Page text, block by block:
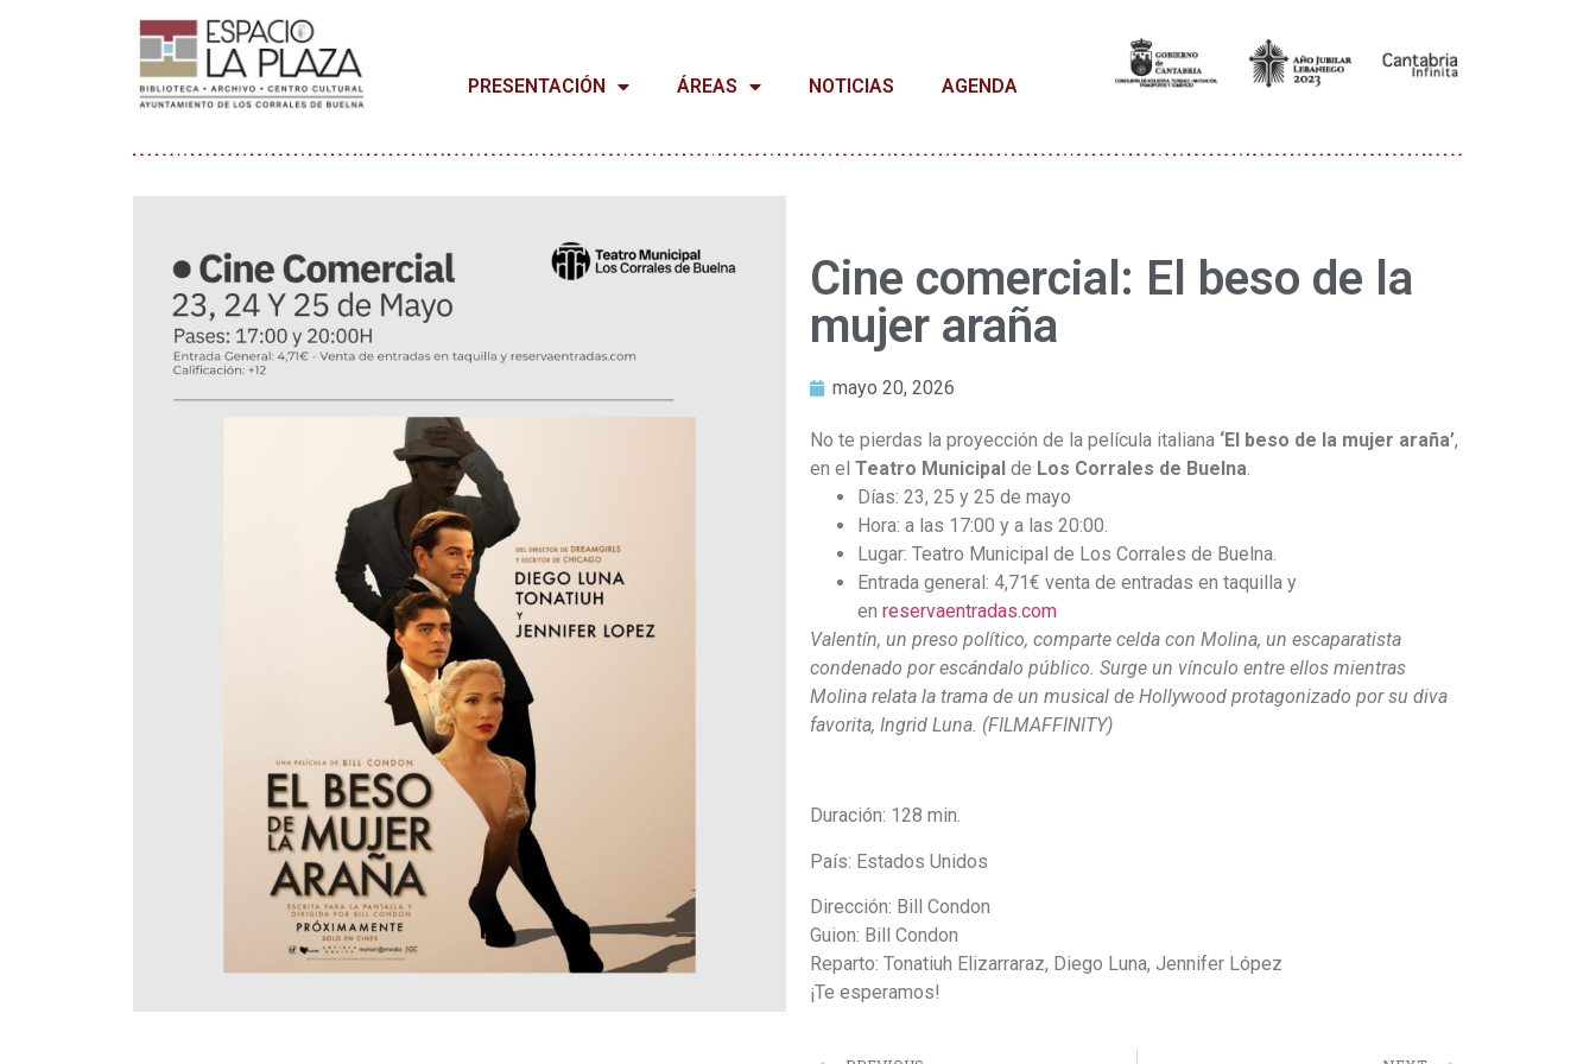
PRESENTACIÓN ÁREAS NOTICIAS AGENDA
Cine comercial: El beso de la
mujer araña
mayo 20, 2026
No te pierdas la proyección de la película italiana ‘El beso de la mujer araña’,
en el Teatro Municipal de Los Corrales de Buelna
Días: 23, 25 y 25 de mayo
Hora: a las 17:00 y a las 20:00.
Lugar: Teatro Municipal de Los Corrales de Buelna.
Entrada general: 4,71€ venta de entradas en taquilla y
en reservaentradas.com
Valentín, un preso político, comparte celda con Molina, un escaparatista
condenado por escándalo público. Surge un vínculo entre ellos mientras
Molina relata la trama de un musical de Hollywood protagonizado por su diva
favorita, Ingrid Luna. (FILMAFFINITY)
Duración: 128 min.
País: Estados Unidos
Dirección: Bill Condon
Guion: Bill Condon
Reparto: Tonatiuh Elizarraraz, Diego Luna, Jennifer López
¡Te esperamos!